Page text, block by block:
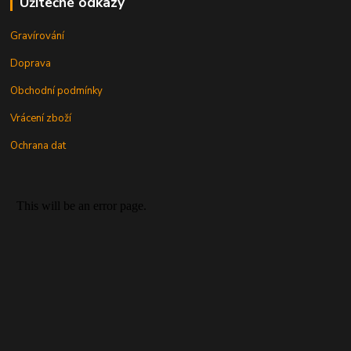
Gravírování
Doprava
Obchodní podmínky
Vrácení zboží
Ochrana dat